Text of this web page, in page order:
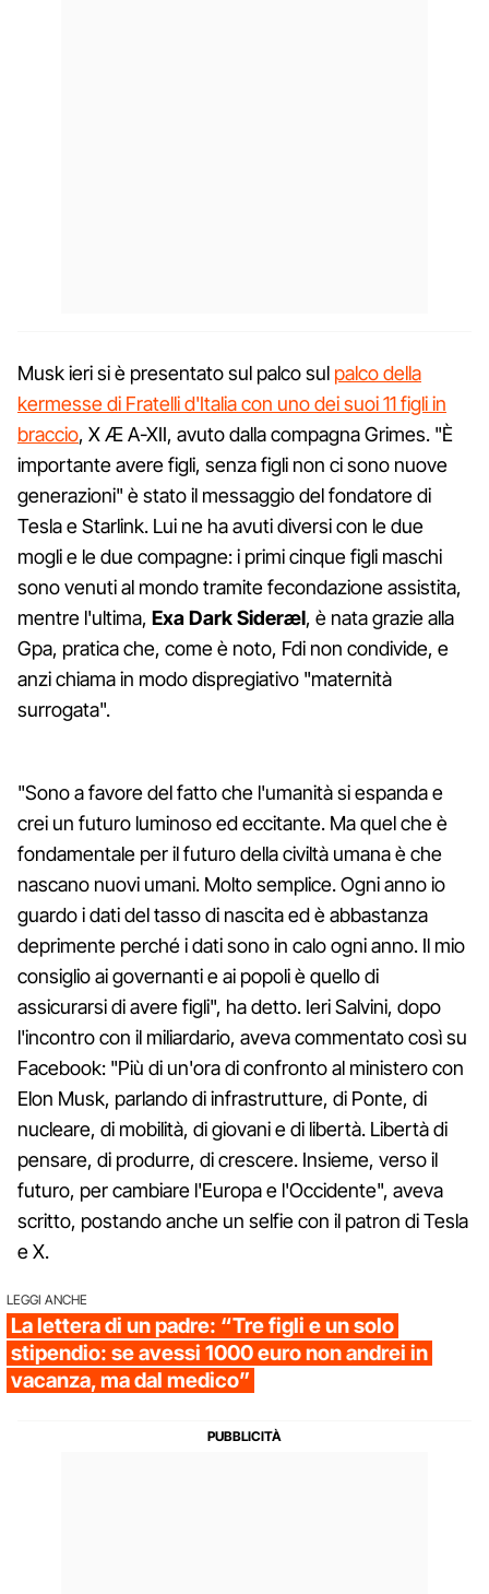
Musk ieri si è presentato sul palco sul palco della
kermesse di Fratelli d'Italia con uno dei suoi 11 figli in
braccio, X Æ A-XII, avuto dalla compagna Grimes. "È
importante avere figli, senza figli non ci sono nuove
generazioni" è stato il messaggio del fondatore di
Tesla e Starlink. Lui ne ha avuti diversi con le due
mogli e le due compagne: i primi cinque figli maschi
sono venuti al mondo tramite fecondazione assistita,
mentre l'ultima, Exa Dark Sideræl, è nata grazie alla
Gpa, pratica che, come è noto, Fdi non condivide, e
anzi chiama in modo dispregiativo "maternità
surrogata".
"Sono a favore del fatto che l'umanità si espanda e
crei un futuro luminoso ed eccitante. Ma quel che è
fondamentale per il futuro della civiltà umana è che
nascano nuovi umani. Molto semplice. Ogni anno io
guardo i dati del tasso di nascita ed è abbastanza
deprimente perché i dati sono in calo ogni anno. Il mio
consiglio ai governanti e ai popoli è quello di
assicurarsi di avere figli", ha detto. Ieri Salvini, dopo
l'incontro con il miliardario, aveva commentato così su
Facebook: "Più di un'ora di confronto al ministero con
Elon Musk, parlando di infrastrutture, di Ponte, di
nucleare, di mobilità, di giovani e di libertà. Libertà di
pensare, di produrre, di crescere. Insieme, verso il
futuro, per cambiare l'Europa e l'Occidente", aveva
scritto, postando anche un selfie con il patron di Tesla
e X.
LEGGI ANCHE
La lettera di un padre: “Tre figli e un solo
stipendio: se avessi 1000 euro non andrei in
vacanza, ma dal medico”